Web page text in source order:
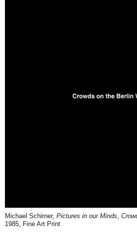
Michael Schirner, Pictures in our Minds,
1985, Fine Art Print